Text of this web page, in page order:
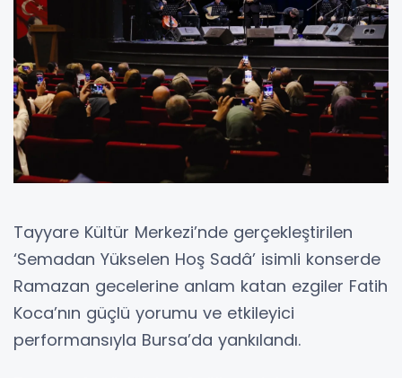
Tayyare Kültür Merkezi’nde gerçekleştirilen
‘Semadan Yükselen Hoş Sadâ’ isimli konserde
Ramazan gecelerine anlam katan ezgiler Fatih
Koca’nın güçlü yorumu ve etkileyici
performansıyla Bursa’da yankılandı.